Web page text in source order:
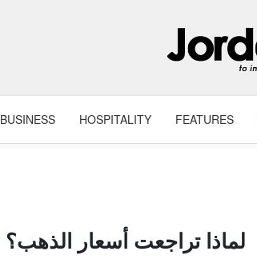
BUSINESS HOSPITALITY FEATURES
لماذا تراجعت أسعار الذهب؟